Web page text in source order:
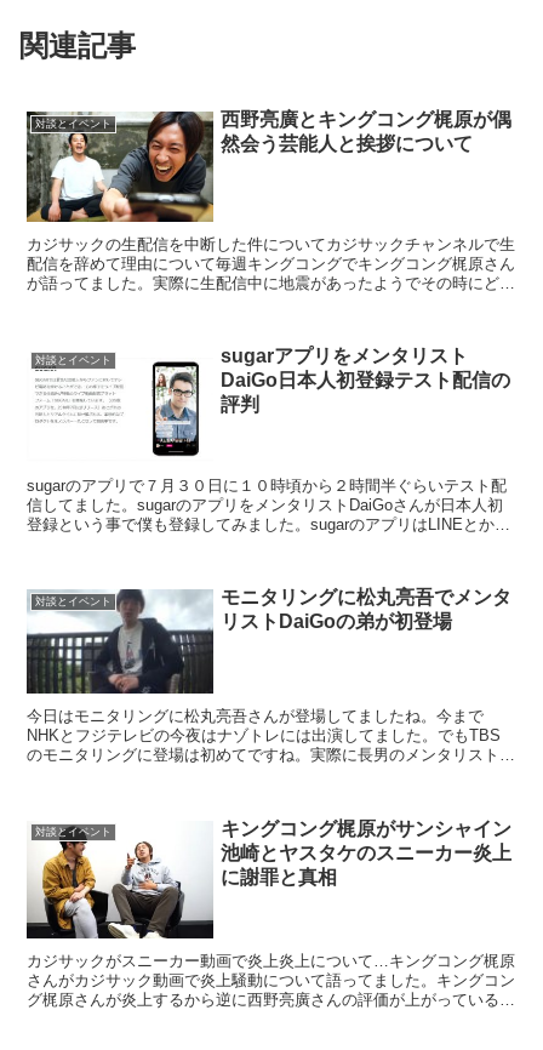
関連記事
対談とイベント
西野亮廣とキングコング梶原が偶
然会う芸能人と挨拶について
カジサックの生配信を中断した件についてカジサックチャンネルで生
配信を辞めて理由について毎週キングコングでキングコング梶原さん
が語ってました。実際に生配信中に地震があったようでその時にどう
対談とイベント
sugarアプリをメンタリスト
DaiGo日本人初登録テスト配信の
評判
sugarのアプリで７月３０日に１０時頃から２時間半ぐらいテスト配
信してました。sugarのアプリをメンタリストDaiGoさんが日本人初
登録という事で僕も登録してみました。sugarのアプリはLINEとかが
対談とイベント
モニタリングに松丸亮吾でメンタ
リストDaiGoの弟が初登場
今日はモニタリングに松丸亮吾さんが登場してましたね。今まで
NHKとフジテレビの今夜はナゾトレには出演してました。でもTBS
のモニタリングに登場は初めてですね。実際に長男のメンタリスト
対談とイベント
キングコング梶原がサンシャイン
池崎とヤスタケのスニーカー炎上
に謝罪と真相
カジサックがスニーカー動画で炎上炎上について…キングコング梶原
さんがカジサック動画で炎上騒動について語ってました。キングコン
グ梶原さんが炎上するから逆に西野亮廣さんの評価が上がっているよ